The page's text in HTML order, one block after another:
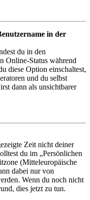
in der
du in den
Online-Status während
diese Option einschaltest,
und du selbst
dann als unsichtbarer
Zeit nicht deiner
du im „Persönlichen
(Mitteleuropäische
dabei nur von
Wenn du noch nicht
dies jetzt zu tun.